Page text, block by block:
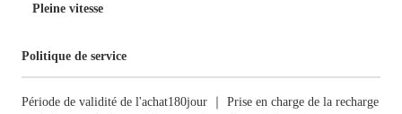
Pleine vitesse
Politique de service
Période de validité de l'achat180jour ｜ Prise en charge de la recharge